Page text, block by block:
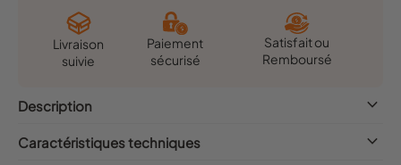
Livraison
suivie
Paiement
sécurisé
Satisfait ou
Remboursé
Description keyboard_arrow_down
Caractéristiques techniques keyboard_arrow_down